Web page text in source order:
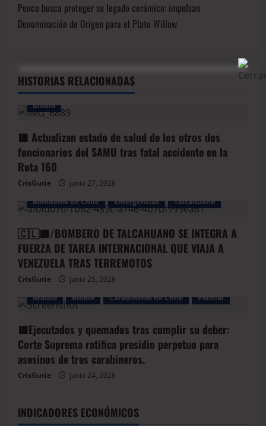
Penco busca proteger su legado cerámico: impulsan
Denominación de Origen para el Plato Willow
HISTORIAS RELACIONADAS
BioBio
🟥 Actualizan estado de salud de los otros dos
funcionarios del SAMU tras fatal accidente en la
Ruta 160
CrisGutie
junio 27, 2026
Bomberos de Chile
Emergencias Talcahuano
🇨🇱🟦/BOMBERO DE TALCAHUANO SE INTEGRA A
FUERZA DE TAREA INTERNACIONAL QUE VIAJA A
VENEZUELA TRAS TERREMOTOS
CrisGutie
junio 25, 2026
Arauco
BioBio Carabineros de Chile Policial
🟥Ejecutados y quemados tras cumplir su deber:
Corte Suprema ratifica presidio perpetuo para
asesinos de tres carabineros.
CrisGutie junio 24, 2026
INDICADORES ECONÓMICOS